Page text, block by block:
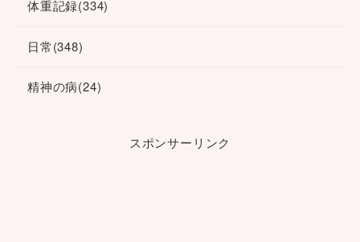
体重記録(334)
日常(348)
精神の病(24)
スポンサーリンク